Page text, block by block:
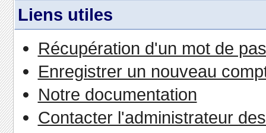
Liens utiles
Récupération d'un mot de
Enregistrer un nouveau
Notre documentation
Contacter l'administrateur